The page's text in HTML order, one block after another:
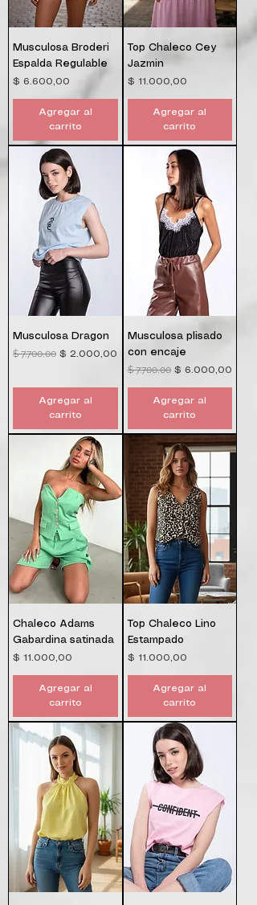
Musculosa Broderi
Espalda Regulable
Precio
$ 6.600,00
Agregar al
carrito
Top Chaleco Cey
Jazmin
Precio
$ 11.000,00
Agregar al
carrito
Musculosa Dragon
Precio
$ 7.700,00 Precio de oferta
$ 2.000,00
Agregar al
carrito
Musculosa plisado
con encaje
Precio
$ 7.700,00 Precio de oferta
$ 6.000,00
Agregar al
carrito
Chaleco Adams
Gabardina satinada
Precio
$ 11.000,00
Agregar al
carrito
Top Chaleco Lino
Estampado
Precio
$ 11.000,00
Agregar al
carrito